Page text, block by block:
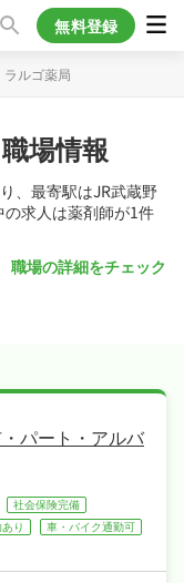
無料登録
ラルゴ薬局
場情報
、最寄駅はJR武蔵野
求人は薬剤師が1件
職場の詳細をチェック
パート・アルバ
社会保険完備
り
車・バイク通勤可